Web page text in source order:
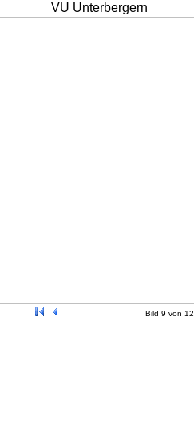
VU Unterbergern
Bild 9 von 12